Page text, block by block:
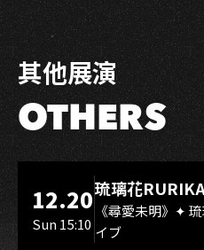
其他展演
OTHERS
LIVE WAREHOUSE 小庫
12.20
Sun 15:10
琉璃花
Rebirth、
スマイル（O.A.
《尋愛未明》✦
イブ